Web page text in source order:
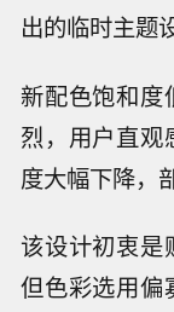
出的临时主题
新配色饱和度
烈，用户直观
度大幅下降，
该设计初衷是
但色彩选用偏